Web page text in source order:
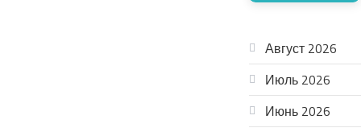
Август 2026
Июль 2026
Июнь 2026